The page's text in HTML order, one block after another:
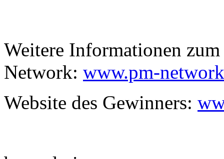
Weitere Informationen
Network: www.pm-
Website des Gewinners: